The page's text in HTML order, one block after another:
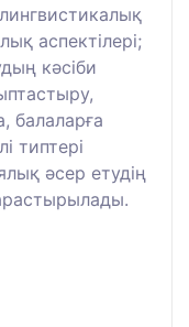
аспектілері;
кәсіби
балаларға
типтері
әсер етудің